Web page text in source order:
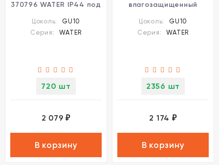
370796 WATER IP44 под
Цоколь:
GU10
Серия:
WATER
720 шт
2 079₽
В корзину
влагозащищенный
Цоколь:
GU10
Серия:
WATER
2356 шт
2 174 ₽
В корзину